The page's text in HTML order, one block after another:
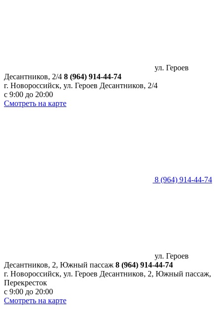
ул. Героев
Десантников, 2/4 8 (964) 914-44-74
г. Новороссийск, ул. Героев Десантников, 2/4
с 9:00 до 20:00
Смотреть на карте
8 (964) 914-44-74
ул. Героев
Десантников, 2, Южный пассаж 8 (964) 914-44-74
г. Новороссийск, ул. Героев Десантников, 2, Южный пассаж,
Перекресток
с 9:00 до 20:00
Смотреть на карте